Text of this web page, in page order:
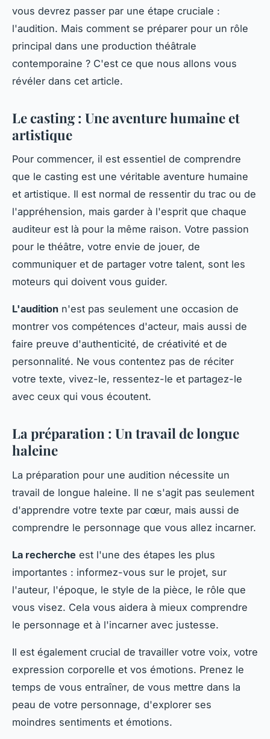
vous devrez passer par une étape cruciale :
l'audition. Mais comment se préparer pour un rôle
principal dans une production théâtrale
contemporaine ? C'est ce que nous allons vous
révéler dans cet article.
Le casting : Une aventure humaine et
artistique
Pour commencer, il est essentiel de comprendre
que le casting est une véritable aventure humaine
et artistique. Il est normal de ressentir du trac ou de
l'appréhension, mais garder à l'esprit que chaque
auditeur est là pour la même raison. Votre passion
pour le théâtre, votre envie de jouer, de
communiquer et de partager votre talent, sont les
moteurs qui doivent vous guider.
L'audition n'est pas seulement une occasion de
montrer vos compétences d'acteur, mais aussi de
faire preuve d'authenticité, de créativité et de
personnalité. Ne vous contentez pas de réciter
votre texte, vivez-le, ressentez-le et partagez-le
avec ceux qui vous écoutent.
La préparation : Un travail de longue
haleine
La préparation pour une audition nécessite un
travail de longue haleine. Il ne s'agit pas seulement
d'apprendre votre texte par cœur, mais aussi de
comprendre le personnage que vous allez incarner.
La recherche est l'une des étapes les plus
importantes : informez-vous sur le projet, sur
l'auteur, l'époque, le style de la pièce, le rôle que
vous visez. Cela vous aidera à mieux comprendre
le personnage et à l'incarner avec justesse.
Il est également crucial de travailler votre voix, votre
expression corporelle et vos émotions. Prenez le
temps de vous entraîner, de vous mettre dans la
peau de votre personnage, d'explorer ses
moindres sentiments et émotions.